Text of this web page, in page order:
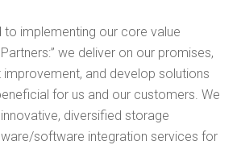
implementing our core value
we deliver on our promises,
and develop solutions
for us and our customers. We
diversified storage
software integration services for